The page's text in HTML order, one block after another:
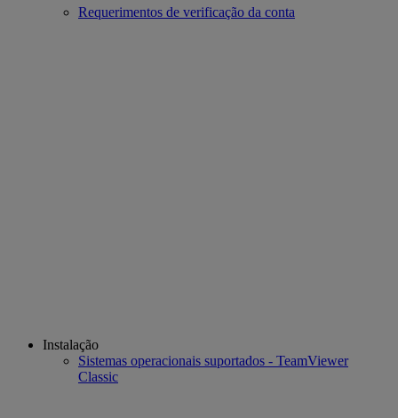
Requerimentos de verificação da conta
Instalação
Sistemas operacionais suportados - TeamViewer
Classic